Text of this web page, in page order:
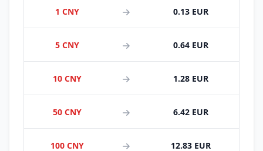
1 CNY 0.13 EUR
5 CNY 0.64 EUR
10 CNY 1.28 EUR
50 CNY 6.42 EUR
100 CNY 12.83 EUR